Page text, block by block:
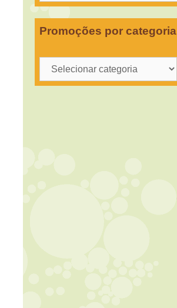
Promoções por categoria
Promoções
por